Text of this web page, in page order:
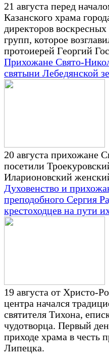
21 августа перед
Казанского храма
директоров
групп, которое
протоиерей Георгий
Прихожане Свято-
святыни Лебедянской
20 августа прихожане
посетили
Иларионовский
Духовенство и
преподобного Сергия
крестоходцев на пути
19 августа от Христо-
центра начался
святителя Тихона,
чудотворца. Первый
приходе храма в честь
Липецка.